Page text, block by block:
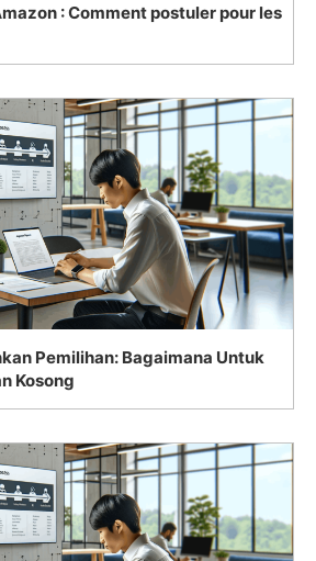
: Comment postuler pour les
Pemilihan: Bagaimana Untuk
Kosong